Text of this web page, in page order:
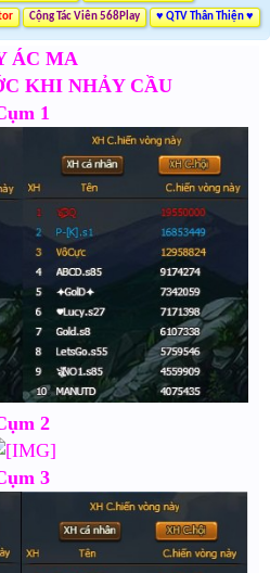
Cộng Tác Viên 568Play ♥ QTV Thân Thiện ♥
ÁC MA
KHI NHẢY CẦU
1
2
3